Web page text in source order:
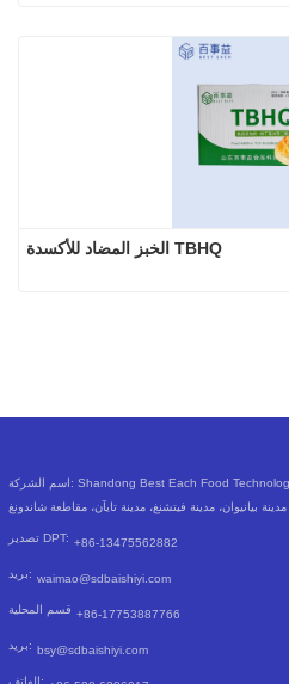
الخبز المضاد للأكسدة TBHQ
اسم الشركة: Shandong Best Each Food Technology Co.,ltd المجمع الصناعي للملح الكيميائي
بيانيوان، مدينة فيتشنغ، مدينة تايآن، مقاطعة شاندونغ
تصدير DPT: +86-13475562882
بريد: waimao@sdbaishiyi.com
قسم المحلية +86-17753887766
بريد: bsy@sdbaishiyi.com
الهاتف: